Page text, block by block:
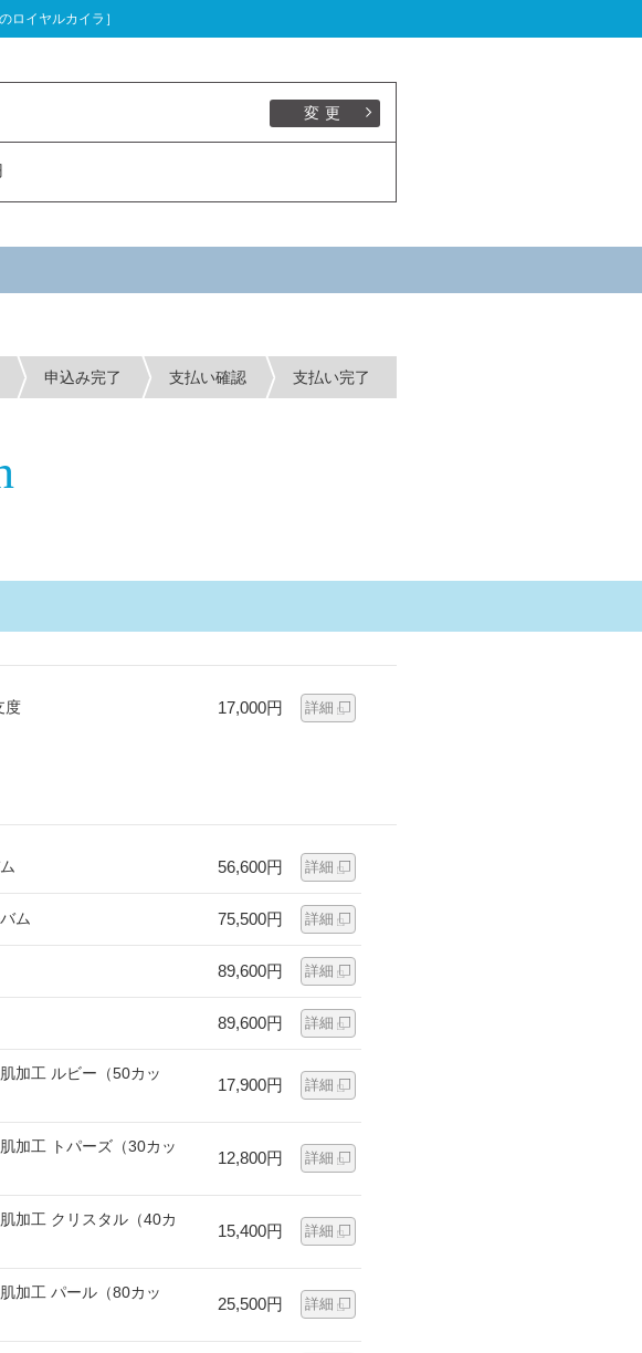
ロイヤルカイラ］
変更
申込み完了 支払い確認 支払い完了
度 17,000円 詳細
56,600円 詳細
ム 75,500円 詳細
89,600円 詳細
89,600円 詳細
加工 ルビー（50カッ
17,900円 詳細
加工 トパーズ（30カッ
12,800円 詳細
加工 クリスタル（40カ
15,400円 詳細
加工 パール（80カッ
25,500円 詳細